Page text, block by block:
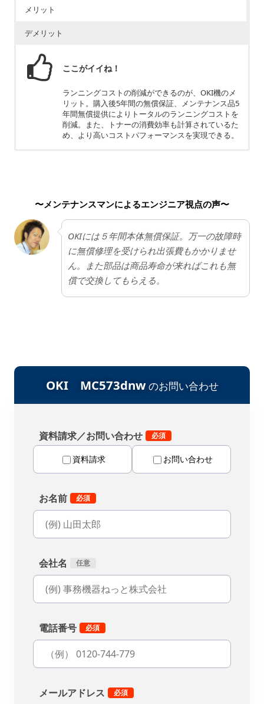
メリット
デメリット
ここがイイね！
ランニングコストの削減ができるのが、OKI機のメ
リット。購入後5年間の無償保証、メンテナンス品5
年間無償提供によりトータルのランニングコストを
削減。また、トナーの消費効率も計算されているた
め、より高いコストパフォーマンスを実現できる。
単に設計してあるという事なので、サポートが弱
い。基本的に「自分で直せるので直してください」
というスタンスだ。なので、機械に疎い方には非常
に不親切に感じてしまうのではないだろうか。
〜メンテナンスマンによるエンジニア視点の声〜
OKIには５年間本体無償保証。万一の故障時
に無償修理を受けられ出張費もかかりませ
ん。また部品は商品寿命が来ればこれも無
償で交換してもらえる。
OKI MC573dnw のお問い合わせ
資料請求／お問い合わせ
資料請求 お問い合わせ
お名前
会社名
電話番号
メールアドレス